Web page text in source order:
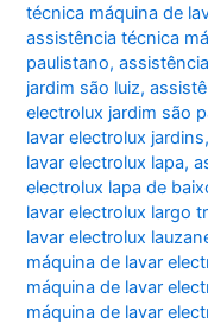
técnica máquina de
assistência técnica
paulistano,
jardim são luiz,
electrolux jardim são
lavar electrolux jardins
lavar electrolux lapa,
electrolux lapa de
lavar electrolux largo
lavar electrolux
máquina de lavar
máquina de lavar
máquina de lavar